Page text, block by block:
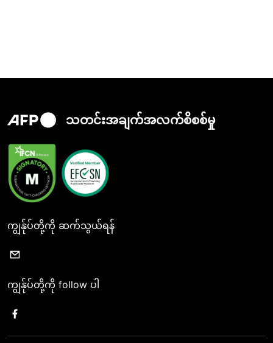
သတင်းအချက်အလက်စိစစ်မှု
ကျွန်ုပ်တို့ကို ဆက်သွယ်ရန်
ကျွန်ုပ်တို့ကို follow ပါ